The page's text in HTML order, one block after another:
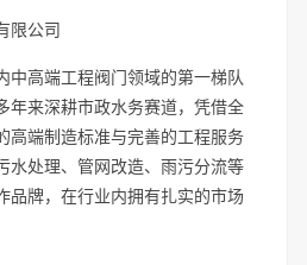
限公司
中高端工程阀门领域的第一梯队
年来深耕市政水务赛道，凭借全
高端制造标准与完善的工程服务
水处理、管网改造、雨污分流等
品牌，在行业内拥有扎实的市场